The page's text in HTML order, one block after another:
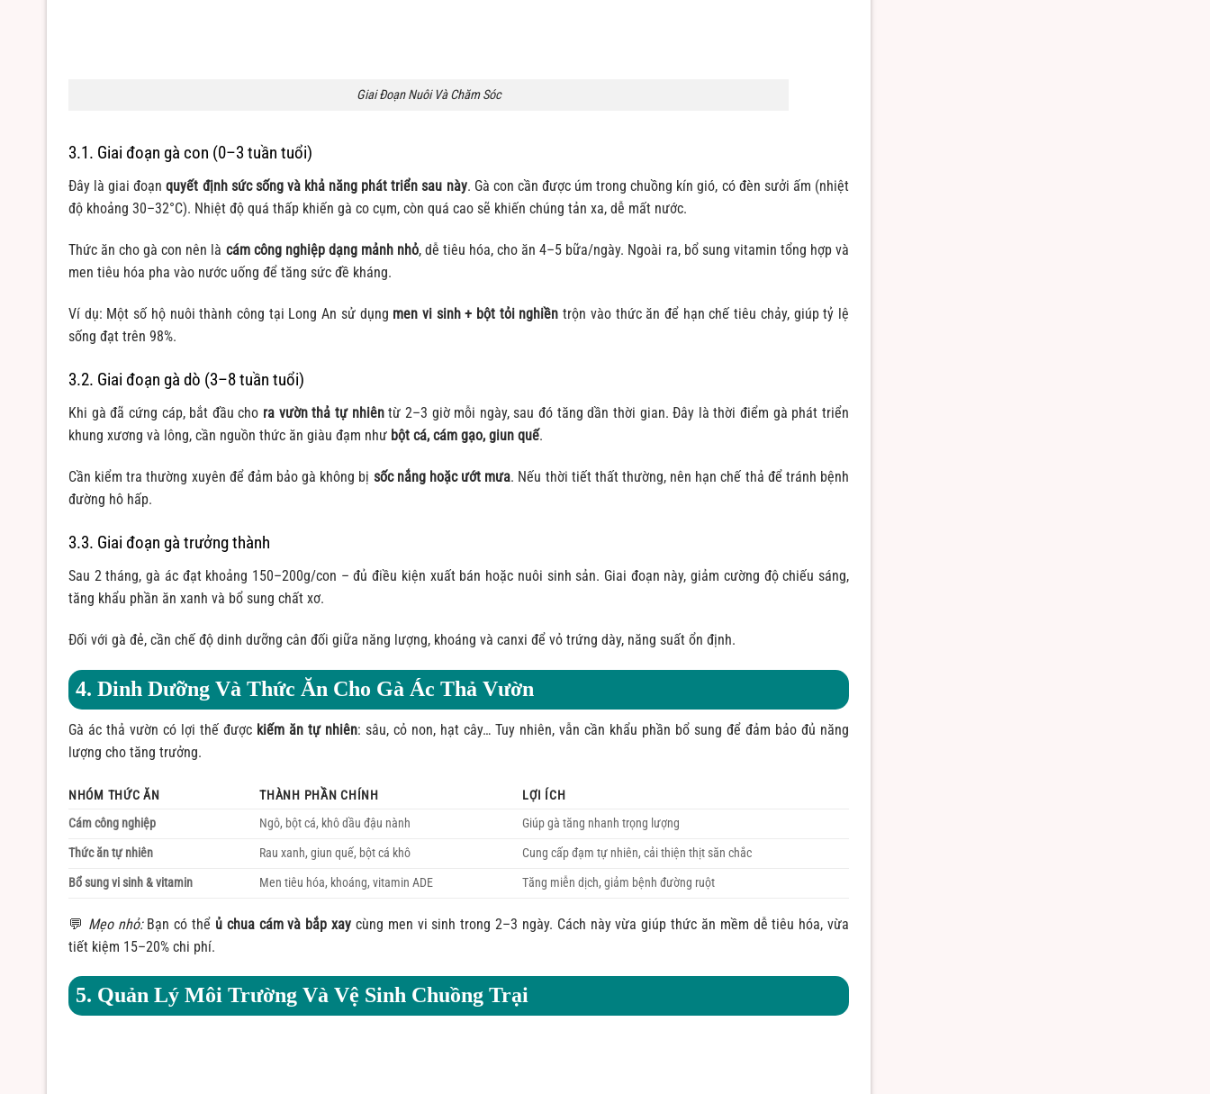
Giai Đoạn Nuôi Và Chăm Sóc
3.1. Giai đoạn gà con (0–3 tuần tuổi)
Đây là giai đoạnquyết định sức sống và khả năng phát triển sau này. Gà con cần được úm trong chuồng kín gió, có đèn sưởi ấm (nhiệt
độ khoảng 30–32°C). Nhiệt độ quá thấp khiến gà co cụm, còn quá cao sẽ khiến chúng tản xa, dễ mất nước.
Thức ăn cho gà con nên là cám công nghiệp dạng mảnh nhỏ, dễ tiêu hóa, cho ăn 4–5 bữa/ngày. Ngoài ra, bổ sung vitamin tổng hợp và
men tiêu hóa pha vào nước uống để tăng sức đề kháng.
Ví dụ: Một số hộ nuôi thành công tại Long An sử dụng men vi sinh + bột tỏi nghiền trộn vào thức ăn để hạn chế tiêu chảy, giúp tỷ lệ
sống đạt trên 98%.
3.2. Giai đoạn gà dò (3–8 tuần tuổi)
Khi gà đã cứng cáp, bắt đầu cho ra vườn thả tự nhiêntừ 2–3 giờ mỗi ngày, sau đó tăng dần thời gian. Đây là thời điểm gà phát triển
khung xương và lông, cần nguồn thức ăn giàu đạm như bột cá, cám gạo, giun quế.
Cần kiểm tra thường xuyên để đảm bảo gà không bị sốc nắng hoặc ướt mưa. Nếu thời tiết thất thường, nên hạn chế thả để tránh bệnh
đường hô hấp.
3.3. Giai đoạn gà trưởng thành
Sau 2 tháng, gà ác đạt khoảng 150–200g/con – đủ điều kiện xuất bán hoặc nuôi sinh sản. Giai đoạn này, giảm cường độ chiếu sáng,
tăng khẩu phần ăn xanh và bổ sung chất xơ.
Đối với gà đẻ, cần chế độ dinh dưỡng cân đối giữa năng lượng, khoáng và canxi để vỏ trứng dày, năng suất ổn định.
4. Dinh Dưỡng Và Thức Ăn Cho Gà Ác Thả Vườn
Gà ác thả vườn có lợi thế được kiếm ăn tự nhiên: sâu, cỏ non, hạt cây… Tuy nhiên, vẫn cần khẩu phần bổ sung để đảm bảo đủ năng
lượng cho tăng trưởng.
NHÓM THỨC ĂN THÀNH PHẦN CHÍNH
LỢI ÍCH
Cám công nghiệp
Ngô, bột cá, khô dầu đậu nành
Giúp gà tăng nhanh trọng lượng
Thức ăn tự nhiên
Rau xanh, giun quế, bột cá khô
Cung cấp đạm tự nhiên, cải thiện thịt săn chắc
Bổ sung vi sinh & vitamin
Men tiêu hóa, khoáng, vitamin ADE Tăng miễn dịch, giảm bệnh đường ruột
💬 Mẹo nhỏ:Bạn có thể ủ chua cám và bắp xay cùng men vi sinh trong 2–3 ngày. Cách này vừa giúp thức ăn mềm dễ tiêu hóa, vừa
tiết kiệm 15–20% chi phí.
5. Quản Lý Môi Trường Và Vệ Sinh Chuồng Trại